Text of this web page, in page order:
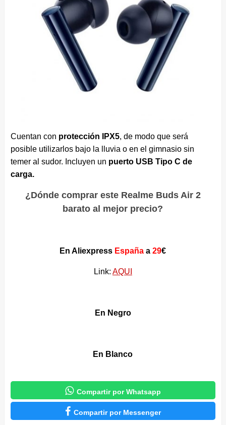
Cuentan con protección IPX5, de modo que será
posible utilizarlos bajo la lluvia o en el gimnasio sin
temer al sudor. Incluyen un puerto USB Tipo C de
carga.
¿Dónde comprar este Realme Buds Air 2
barato al mejor precio?
En Aliexpress España a29€
Link: AQUI
En Negro
En Blanco
 Compartir por Whatsapp
 Compartir por Messenger